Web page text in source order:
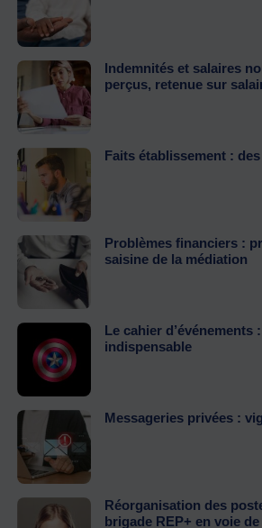
Indemnités et salaires
perçus, retenue sur
Faits établissement :
Problèmes financiers :
saisine de la médiation
Le cahier d’événements
indispensable
Messageries privées :
Réorganisation des
brigade REP+ en voie